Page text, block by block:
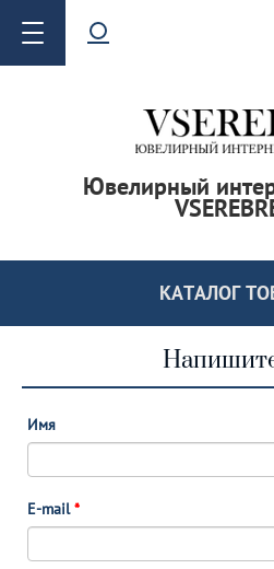
Ювелирный
КАТАЛОГ
Имя
E-mail*